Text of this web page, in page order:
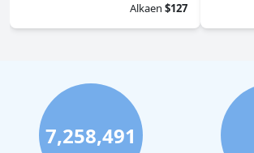
Alkaen $127
7,258,491